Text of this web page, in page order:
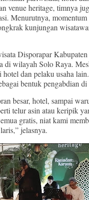
venue heritage, timnya
Menurutnya,
kunjungan
Disporapar
di wilayah Solo Raya.
dan pelaku usaha
bentuk pengabdian
besar, hotel, sampai
telur asin atau keripik
gratis, niat kami
jelasnya.